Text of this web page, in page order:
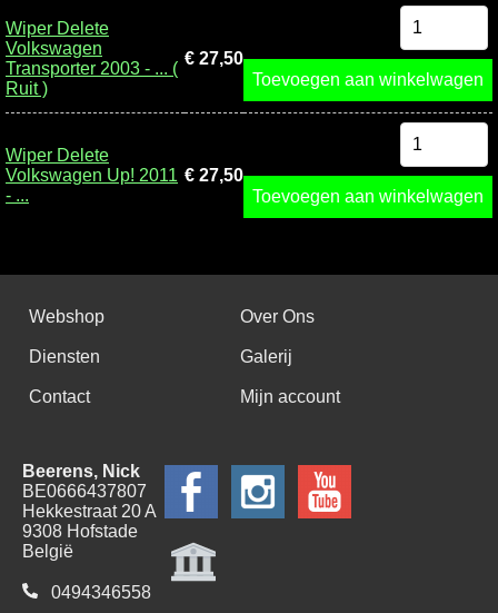
Wiper Delete
Volkswagen
Transporter 2003 - ... (
Ruit )
€ 27,50
Toevoegen aan winkelwagen
Wiper Delete
Volkswagen Up! 2011
- ...
€ 27,50
Toevoegen aan winkelwagen
Webshop Over Ons
Diensten Galerij
Contact Mijn account
Beerens, Nick
BE0666437807
Hekkestraat 20 A
9308 Hofstade
België
0494346558